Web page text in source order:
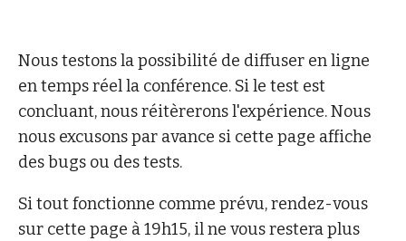
Nous testons la possibilité de diffuser en ligne
en temps réel la conférence. Si le test est
concluant, nous réitèrerons l'expérience. Nous
nous excusons par avance si cette page affiche
des bugs ou des tests.
Si tout fonctionne comme prévu, rendez-vous
sur cette page à 19h15, il ne vous restera plus